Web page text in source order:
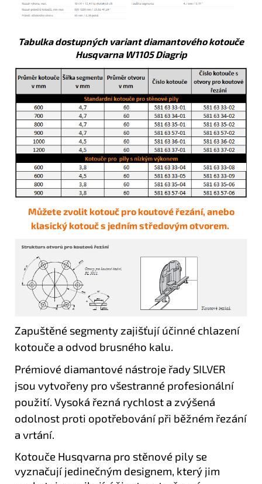
Tabulka dostupných variant diamantového kotouče
Husqvarna W1105 Diagrip
Můžete zvolit kotouč pro koutové řezání, anebo
klasický kotouč s jedním středovým otvorem.
Zapuštěné segmenty zajišťují účinné chlazení
kotouče a odvod brusného kalu.
Prémiové diamantové nástroje řady SILVER
jsou vytvořeny pro všestranné profesionální
použití. Vysoká řezná rychlost a zvýšená
odolnost proti opotřebování při běžném řezání
a vrtání.
Kotouče Husqvarna pro stěnové pily se
vyznačují jedinečným designem, který jim